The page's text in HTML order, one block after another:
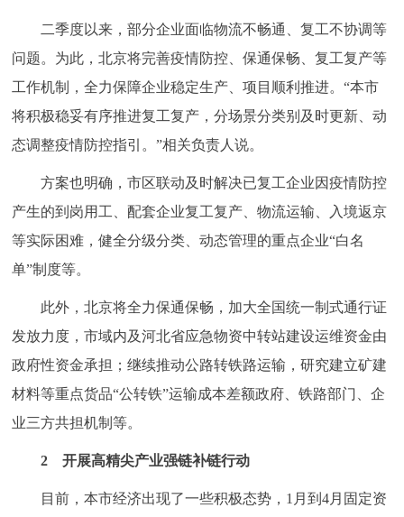
二季度以来，部分企业面临物流不畅通、复工不协调等
问题。为此，北京将完善疫情防控、保通保畅、复工复产等
工作机制，全力保障企业稳定生产、项目顺利推进。“本市
将积极稳妥有序推进复工复产，分场景分类别及时更新、动
态调整疫情防控指引。”相关负责人说。
方案也明确，市区联动及时解决已复工企业因疫情防控
产生的到岗用工、配套企业复工复产、物流运输、入境返京
等实际困难，健全分级分类、动态管理的重点企业“白名
单”制度等。
此外，北京将全力保通保畅，加大全国统一制式通行证
发放力度，市域内及河北省应急物资中转站建设运维资金由
政府性资金承担；继续推动公路转铁路运输，研究建立矿建
材料等重点货品“公转铁”运输成本差额政府、铁路部门、企
业三方共担机制等。
2 开展高精尖产业强链补链行动
目前，本市经济出现了一些积极态势，1月到4月固定资